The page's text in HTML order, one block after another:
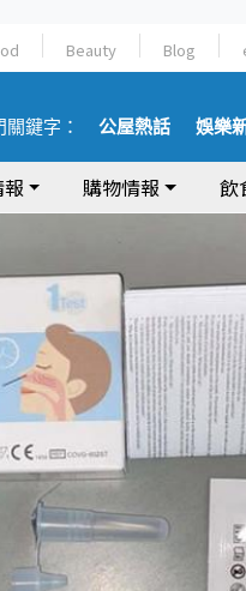
Beauty Blog
關鍵字： 公屋熱話 娛樂
購物情報 飲